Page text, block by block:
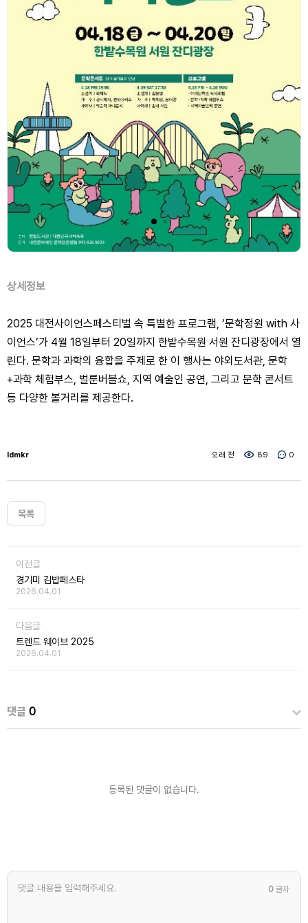
상세정보
2025 대전사이언스페스티벌 속 특별한 프로그램, ‘문학정원 with 사
이언스’가 4월 18일부터 20일까지 한밭수목원 서원 잔디광장에서 열
린다. 문학과 과학의 융합을 주제로 한 이 행사는 야외도서관, 문학
+과학 체험부스, 벌룬버블쇼, 지역 예술인 공연, 그리고 문학 콘서트
등 다양한 볼거리를 제공한다.
ldmkr 오래 전 89 0
목록
이전글
경기미 김밥페스타
2026.04.01
다음글
트렌드 웨이브 2025
2026.04.01
댓글 0
등록된 댓글이 없습니다.
0 글자